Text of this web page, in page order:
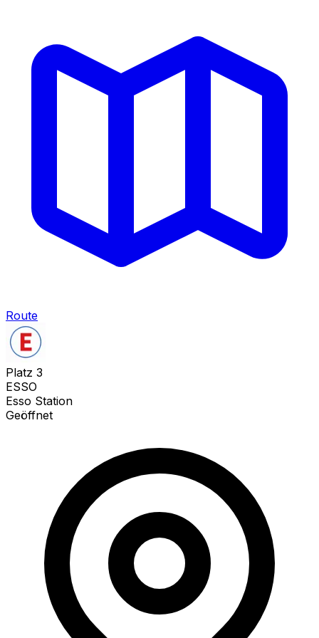
Route
Platz 3
ESSO
Esso Station
Geöffnet